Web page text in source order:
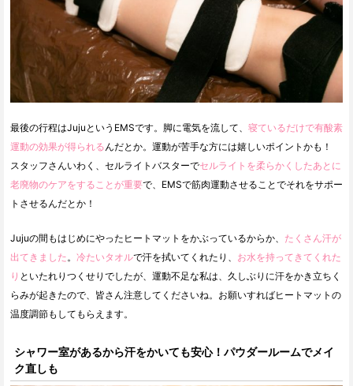
最後の行程はJujuというEMSです。脚に電気を流して、 寝ているだけで有酸素
運動の効果が得られるんだとか。運動が苦手な方には嬉しいポイントかも！
スタッフさんいわく、セルライトバスターでセルライトを柔らかくしたあとに
老廃物のケアをすることが重要で、EMSで筋肉運動させることでそれをサポー
トさせるんだとか！
Jujuの間もはじめにやったヒートマットをかぶっているからか、 たくさん汗が
出てきました。 冷たいタオルで汗を拭いてくれたり、 お水を持ってきてくれた
り といたれりつくせりでしたが、運動不足な私は、久しぶりに汗をかき立ちく
らみが起きたので、皆さん注意してくださいね。お願いすればヒートマットの
温度調節もしてもらえます。
シャワー室があるから汗をかいても安心！パウダールームでメイ
ク直しも